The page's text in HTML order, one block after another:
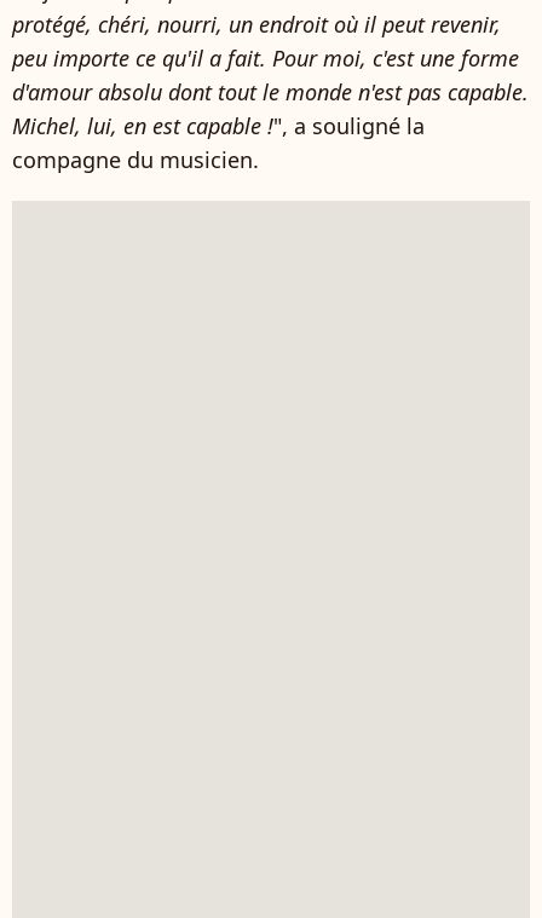
protégé, chéri, nourri, un endroit où il peut revenir,
peu importe ce qu'il a fait. Pour moi, c'est une forme
d'amour absolu dont tout le monde n'est pas capable.
Michel, lui, en est capable !", a souligné la
compagne du musicien.